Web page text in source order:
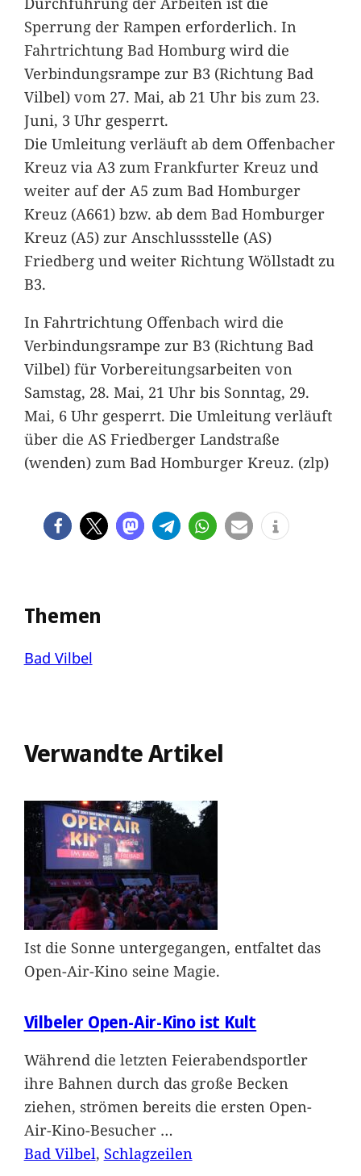
Sperrung der Rampen erforderlich. In
Fahrtrichtung Bad Homburg wird die
Verbindungsrampe zur B3 (Richtung Bad
Vilbel) vom 27. Mai, ab 21 Uhr bis zum 23.
Juni, 3 Uhr gesperrt.
Die Umleitung verläuft ab dem Offenbacher
Kreuz via A3 zum Frankfurter Kreuz und
weiter auf der A5 zum Bad Homburger
Kreuz (A661) bzw. ab dem Bad Homburger
Kreuz (A5) zur Anschlussstelle (AS)
Friedberg und weiter Richtung Wöllstadt zu
B3.
In Fahrtrichtung Offenbach wird die
Verbindungsrampe zur B3 (Richtung Bad
Vilbel) für Vorbereitungsarbeiten von
Samstag, 28. Mai, 21 Uhr bis Sonntag, 29.
Mai, 6 Uhr gesperrt. Die Umleitung verläuft
über die AS Friedberger Landstraße
(wenden) zum Bad Homburger Kreuz. (zlp)
Themen
Bad Vilbel
Verwandte Artikel
Ist die Sonne untergegangen, entfaltet das
Open-Air-Kino seine Magie.
Vilbeler Open-Air-Kino ist Kult
Während die letzten Feierabendsportler
ihre Bahnen durch das große Becken
ziehen, strömen bereits die ersten Open-
Air-Kino-Besucher …
Bad Vilbel, Schlagzeilen